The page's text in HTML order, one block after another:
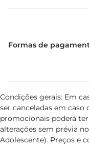
Formas de
Condições gerais: Em
ser canceladas em
promocionais poderá
alterações sem prévia
Adolescente). Preços e